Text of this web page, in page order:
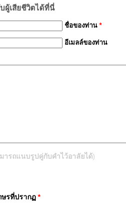
ผู้เสียชีวิตได้ที่นี่
ชื่อของท่าน*
อีเมลล์ของท่าน
ารถแนบรูปคู่กับคำไว้อาลัยได้)
รที่ปรากฏ *